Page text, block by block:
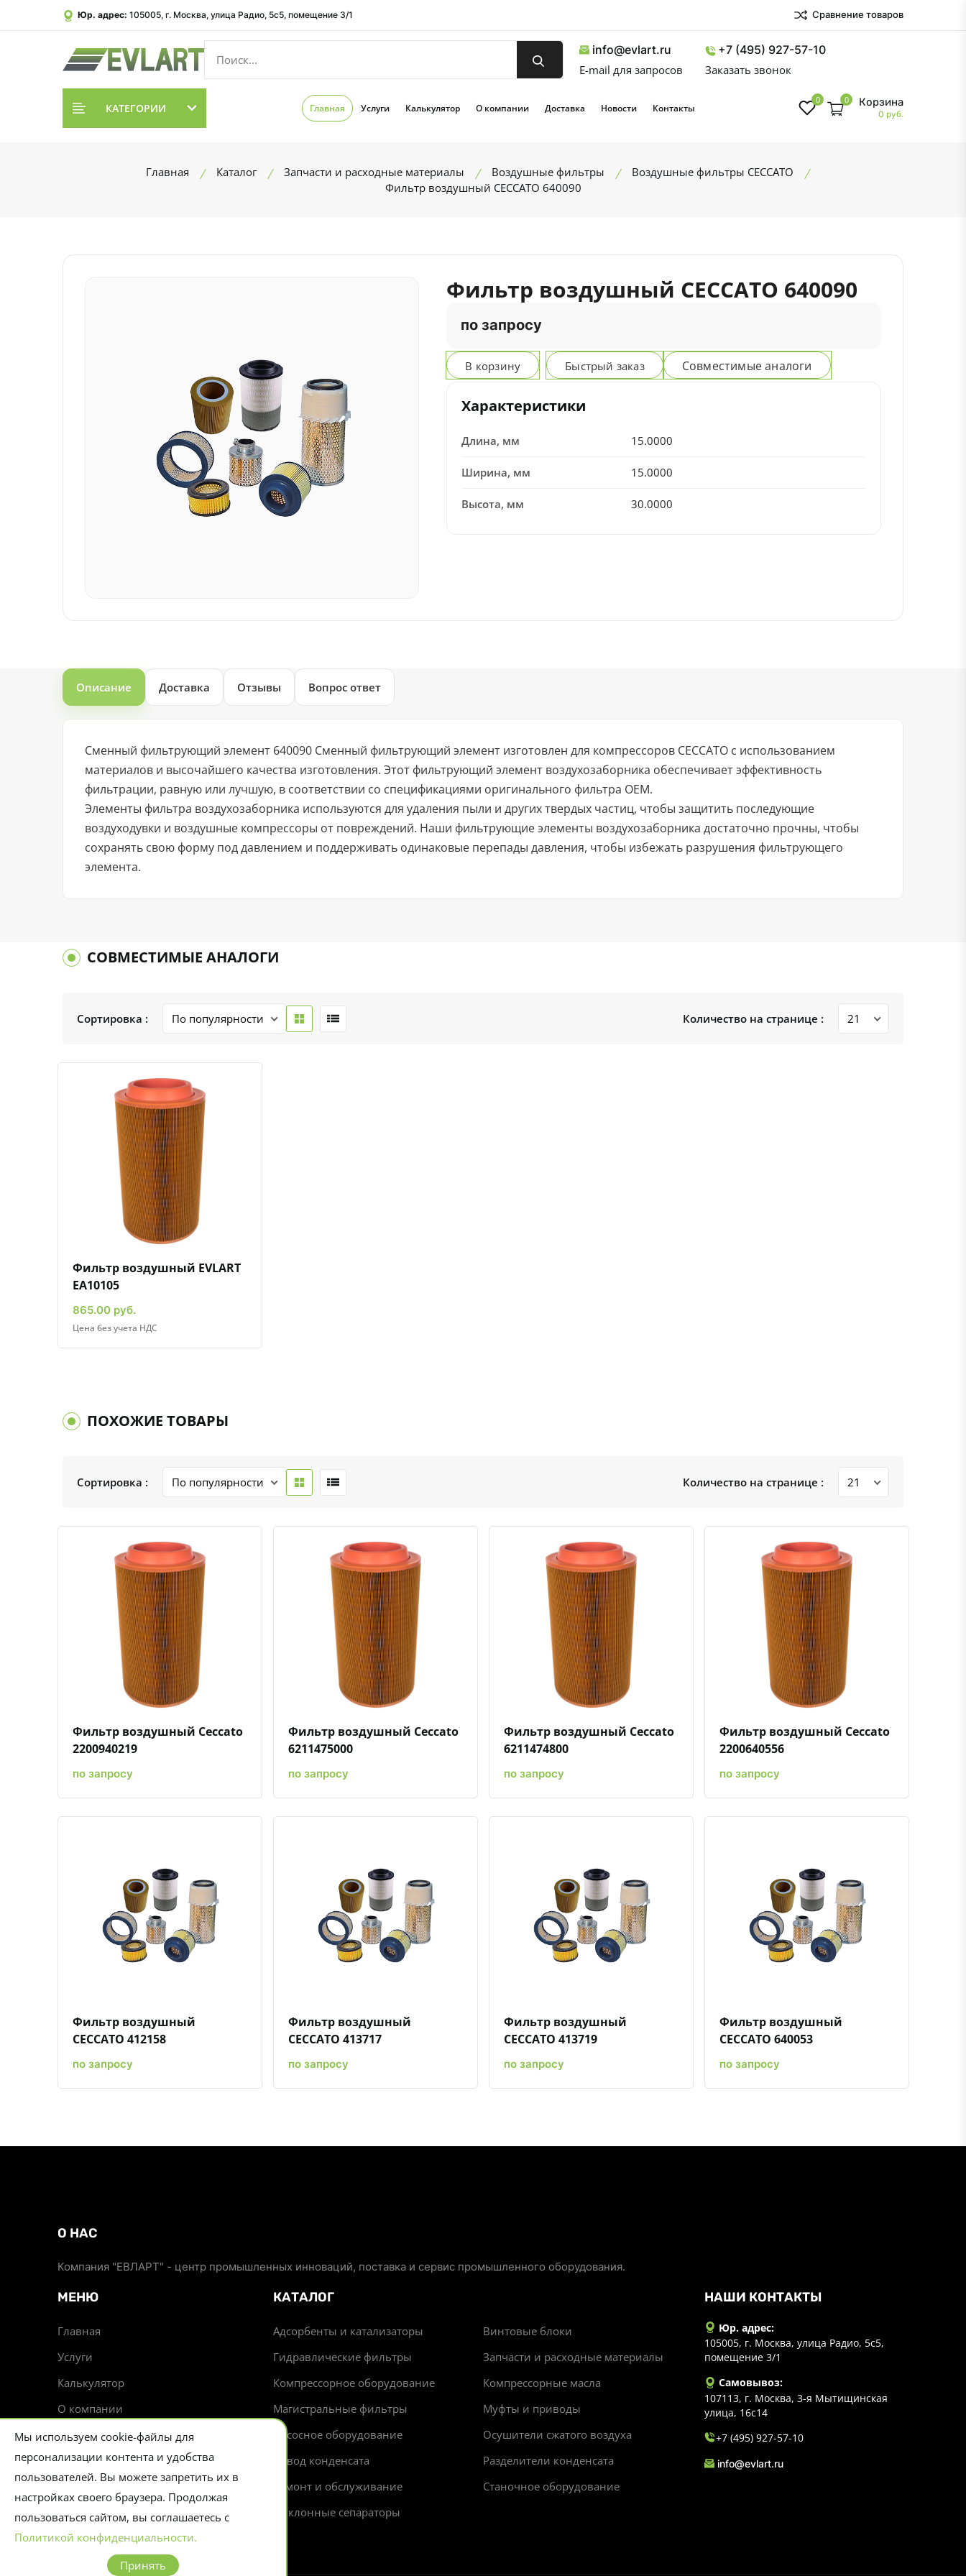
Юр. адрес: 105005, г. Москва, улица Радио, 5с5, помещение 3/1 Сравнение товаров
info@evlart.ru
E-mail для запросов
+7 (495) 927-57-10
Заказать звонок
КАТЕГОРИИ Главная Услуги Калькулятор О компании Доставка Новости Контакты
0 0 Корзина
0 руб.
Главная Каталог Запчасти и расходные материалы Воздушные фильтры
Воздушные фильтры CECCATO
Фильтр воздушный CECCATO 640090
Фильтр воздушный CECCATO 640090
по запросу
В корзину Быстрый заказ Совместимые аналоги
Характеристики
Длина, мм 15.0000
Ширина, мм 15.0000
Высота, мм 30.0000
Описание Доставка Отзывы Вопрос ответ
Сменный фильтрующий элемент 640090 Сменный фильтрующий элемент изготовлен для компрессоров CECCATO с использованием
материалов и высочайшего качества изготовления. Этот фильтрующий элемент воздухозаборника обеспечивает эффективность
фильтрации, равную или лучшую, в соответствии со спецификациями оригинального фильтра OEM.
Элементы фильтра воздухозаборника используются для удаления пыли и других твердых частиц, чтобы защитить последующие
воздуходувки и воздушные компрессоры от повреждений. Наши фильтрующие элементы воздухозаборника достаточно прочны, чтобы
сохранять свою форму под давлением и поддерживать одинаковые перепады давления, чтобы избежать разрушения фильтрующего
элемента.
СОВМЕСТИМЫЕ АНАЛОГИ
Сортировка : Количество на странице :
Быстрый просмотрДобавить к сравнениюДобавить в избранное
Фильтр воздушный EVLART
EA10105
865.00 руб.
Цена без учета НДС
ПОХОЖИЕ ТОВАРЫ
Сортировка : Количество на странице :
Быстрый просмотрДобавить к сравнениюДобавить в избранное
Фильтр воздушный Ceccato
2200940219
по запросу
Быстрый просмотрДобавить к сравнениюДобавить в избранное
Фильтр воздушный Ceccato
6211475000
по запросу
Быстрый просмотрДобавить к сравнениюДобавить в избранное
Фильтр воздушный Ceccato
6211474800
по запросу
Быстрый просмотрДобавить к сравнениюДобавить в избранное
Фильтр воздушный Ceccato
2200640556
по запросу
Быстрый просмотрДобавить к сравнениюДобавить в избранное
Фильтр воздушный
CECCATO 412158
по запросу
Быстрый просмотрДобавить к сравнениюДобавить в избранное
Фильтр воздушный
CECCATO 413717
по запросу
Быстрый просмотрДобавить к сравнениюДобавить в избранное
Фильтр воздушный
CECCATO 413719
по запросу
Быстрый просмотрДобавить к сравнениюДобавить в избранное
Фильтр воздушный
CECCATO 640053
по запросу
О НАС
Компания "ЕВЛАРТ" - центр промышленных инноваций, поставка и сервис промышленного оборудования.
МЕНЮ
Главная
Услуги
Калькулятор
О компании
Доставка
Новости
КАТАЛОГ
Адсорбенты и катализаторы
Винтовые блоки
Гидравлические фильтры
Запчасти и расходные материалы
Компрессорное оборудование
Компрессорные масла
Магистральные фильтры
Муфты и приводы
Насосное оборудование
Осушители сжатого воздуха
Отвод конденсата
Разделители конденсата
Ремонт и обслуживание
Станочное оборудование
Циклонные сепараторы
НАШИ КОНТАКТЫ
Юр. адрес:
105005, г. Москва, улица Радио, 5с5,
помещение 3/1
Самовывоз:
107113, г. Москва, 3-я Мытищинская
улица, 16с14
+7 (495) 927-57-10
info@evlart.ru
Мы используем cookie-файлы для
персонализации контента и удобства
пользователей. Вы можете запретить их в
настройках своего браузера. Продолжая
пользоваться сайтом, вы соглашаетесь с
Политикой конфиденциальности.
Принять